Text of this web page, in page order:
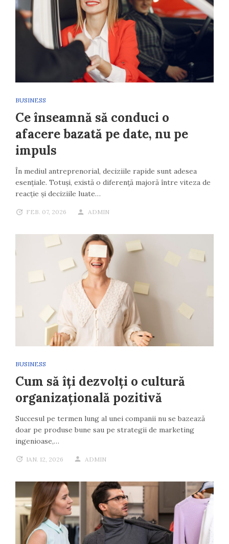
BUSINESS
Ce înseamnă să conduci o
afacere bazată pe date, nu pe
impuls
În mediul antreprenorial, deciziile rapide sunt adesea
esențiale. Totuși, există o diferență majoră între viteza de
reacție și deciziile luate…
FEB. 07, 2026 ADMIN
BUSINESS
Cum să îți dezvolți o cultură
organizațională pozitivă
Succesul pe termen lung al unei companii nu se bazează
doar pe produse bune sau pe strategii de marketing
ingenioase,…
IAN. 12, 2026 ADMIN